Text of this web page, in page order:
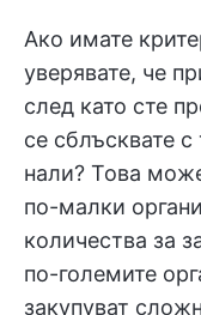
Ако имате
уверявате, че
след като сте
се сблъсквате
нали? Това
по-малки
количества за
по-големите
закупуват